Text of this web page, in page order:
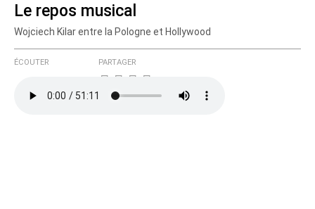
Courriel (non publié)
Ajoutez votre commentaire ici
Le repos musical
Wojciech Kilar entre la Pologne et Hollywood
ÉCOUTER PARTAGER